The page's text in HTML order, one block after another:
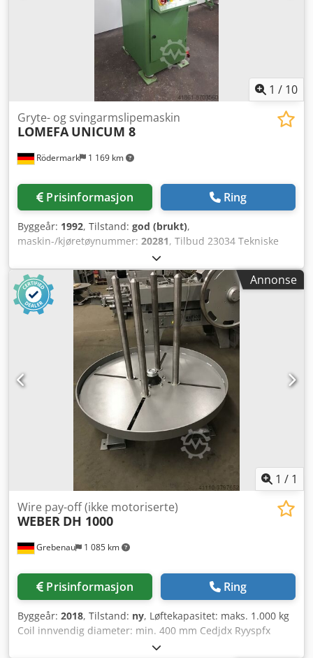
garanti og reklamasjonsrett
1 / 10
Rödermark 1 169 km
Gryte- og svingarmslipemaskin
LOMEFA UNICUM 8
Prisinformasjon Ring
Byggeår: 1992, Tilstand: god (brukt),
maskin-/kjøretøynummer: 20281, Tilbud 23034 Tekniske
data: Chjdpeklxwkofx Akaja - Maks. slipe-lengde ca. 350
mm - Maks. slipe-bredde 150 mm - Maks.
innbyggingshøyde med / uten magnet 150 / 210 mm -
Slipehodevandring ca. 200 mm - Oppspenningsflate 300 x
160 mm - Magnetisk spennplate 250 x 150 mm - Slipehjul
dimensjon ca. 200 x 80 x 78 mm - Slipehjulhastighet 2800
o/min - Slipearms svingområde ca. 180° - Manuell låsing av
svingarm med strammehendel - Våt-slipeutstyr - Drift 400
V / 1,85 kW - Plassbehov ca. B 850 x H 1650 x D 800 mm -
Vekt ca. 350 kg
Annonse
1 / 1
Grebenau 1 085 km
Wire pay-off (ikke motoriserte)
WEBER DH 1000
Prisinformasjon Ring
Byggeår: 2018, Tilstand: ny, Løftekapasitet: maks. 1.000 kg
Coil innvendig diameter: min. 400 mm Cedjdx Ryyspfx
Akaoha Coil utvendig diameter: maks. 1.100 mm Coil